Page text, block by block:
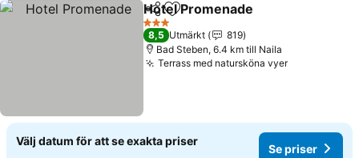
Dela Lägg till i Mina Favoriter
Hotel Promenade
3 Stjärnor
8,5 Utmärkt
819
Bad Steben, 6.4 km till Naila
Terrass med natursköna vyer
Välj datum för att se exakta priser
Se priser